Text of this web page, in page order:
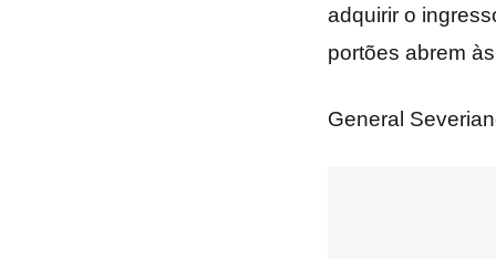
adquirir o
portões abrem
General